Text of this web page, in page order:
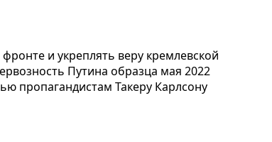
и укреплять веру кремлевской
Путина образца мая 2022
пропагандистам Такеру Карлсону